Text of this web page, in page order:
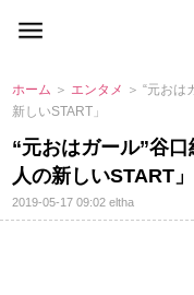
ホーム ＞ エンタメ ＞ “元お
新しいSTART」
“元おはガール”谷
人の新しいSTART」
2019-05-17 09:02eltha